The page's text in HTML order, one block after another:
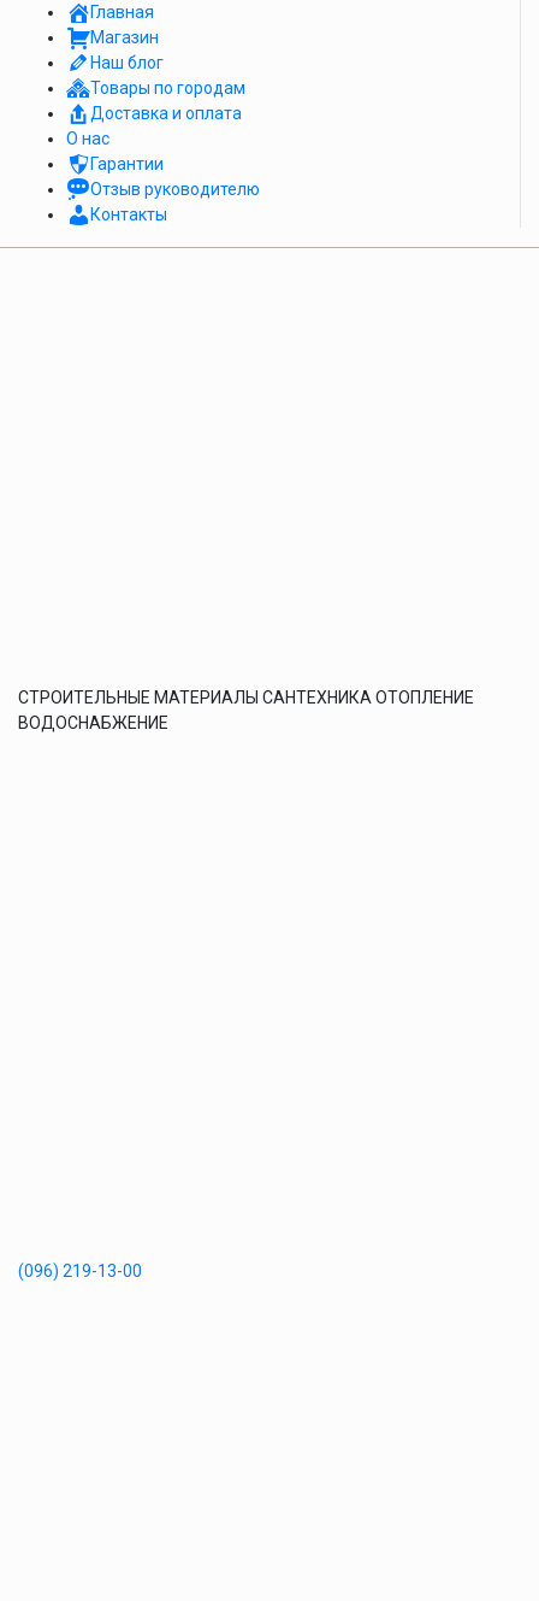
Главная
Магазин
Наш блог
Товары по городам
Доставка и оплата
О нас
Гарантии
Отзыв руководителю
Контакты
СТРОИТЕЛЬНЫЕ МАТЕРИАЛЫ САНТЕХНИКА ОТОПЛЕНИЕ
ВОДОСНАБЖЕНИЕ
(096) 219-13-00